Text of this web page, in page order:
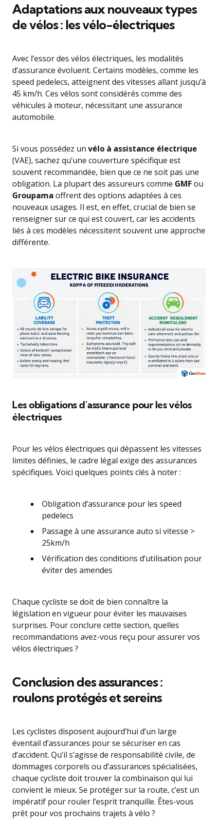
Adaptations aux nouveaux types
de vélos : les vélo-électriques
Avec l’essor des vélos électriques, les modalités
d’assurance évoluent. Certains modèles, comme les
speed pedelecs, atteignent des vitesses allant jusqu’à
45 km/h. Ces vélos sont considérés comme des
véhicules à moteur, nécessitant une assurance
automobile.
Si vous possédez un vélo à assistance électrique
(VAE), sachez qu’une couverture spécifique est
souvent recommandée, bien que ce ne soit pas une
obligation. La plupart des assureurs comme GMFou
Groupama offrent des options adaptées à ces
nouveaux usages. Il est, en effet, crucial de bien se
renseigner sur ce qui est couvert, car les accidents
liés à ces modèles nécessitent souvent une approche
différente.
Les obligations d’assurance pour les vélos
électriques
Pour les vélos électriques qui dépassent les vitesses
limites définies, le cadre légal exige des assurances
spécifiques. Voici quelques points clés à noter :
Obligation d’assurance pour les speed
pedelecs
Passage à une assurance auto si vitesse >
25km/h
Vérification des conditions d’utilisation pour
éviter des amendes
Chaque cycliste se doit de bien connaître la
législation en vigueur pour éviter les mauvaises
surprises. Pour conclure cette section, quelles
recommandations avez-vous reçu pour assurer vos
vélos électriques ?
Conclusion des assurances :
roulons protégés et sereins
Les cyclistes disposent aujourd’hui d’un large
éventail d’assurances pour se sécuriser en cas
d’accident. Qu’il s’agisse de responsabilité civile, de
dommages corporels ou d’assurances spécialisées,
chaque cycliste doit trouver la combinaison qui lui
convient le mieux. Se protéger sur la route, c’est un
impératif pour rouler l’esprit tranquille. Êtes-vous
prêt pour vos prochains trajets à vélo ?